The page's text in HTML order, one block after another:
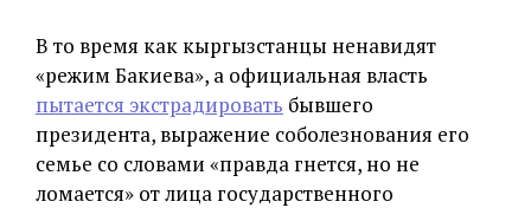
В то время как кыргызстанцы ненавидят
«режим Бакиева», а официальная власть
пытается экстрадировать бывшего
президента, выражение соболезнования его
семье со словами «правда гнется, но не
ломается» от лица государственного